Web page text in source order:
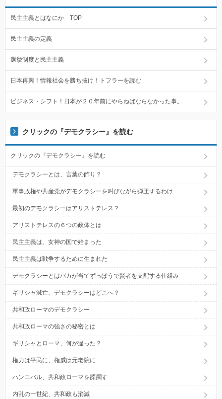
民主主義とはなにか TOP
民主主義の定義
選挙制度と民主主義
日本再興！情報社会を勝ち抜け！トフラーを読む
ビジネス・シフト！日本が２０年前にやらねばならなかった事。
クリックの『デモクラシー』を読む
クリックの『デモクラシー』を読む
デモクラシーとは、言葉の飾り？
軍事政権や共産党がデモクラシーを叫びながら弾圧するわけ
最初のデモクラシーはアリストテレス？
アリストテレスの６つの政体とは
民主主義は、女神の国で始まった
民主主義は戦争するために生まれた
デモクラシーとはバカが当てずっぽうで賢者を支配する仕組み
ギリシャ滅亡、デモクラシーはどこへ？
共和政ローマのデモクラシー
共和政ローマの強さの秘密とは
ギリシャとローマ、何が違った？
権力は平民に、権威は元老院に
ハンニバル、共和政ローマを蹂躙す
内乱の一世紀、共和政も消滅